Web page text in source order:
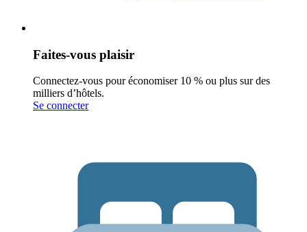
Faites-vous plaisir
Connectez-vous pour économiser 10 % ou plus sur des
milliers d’hôtels.
Se connecter